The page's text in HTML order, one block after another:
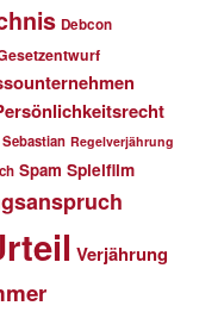
Debcon
Regelverjährung
Spam Spielfilm
Verjährung